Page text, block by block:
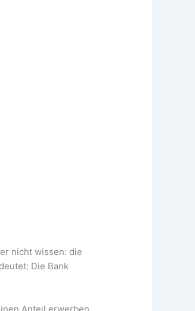
nicht wissen: die
Die Bank